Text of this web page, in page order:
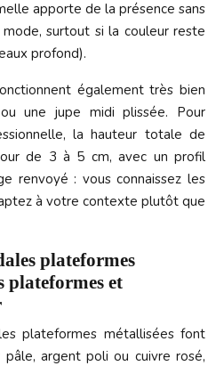
apporte de la présence sans
surtout si la couleur reste
profond).
également très bien
une jupe midi plissée. Pour
la hauteur totale de
de 3 à 5 cm, avec un profil
renvoyé : vous connaissez les
à votre contexte plutôt que
plateformes
plateformes et
plateformes métallisées font
argent poli ou cuivre rosé,